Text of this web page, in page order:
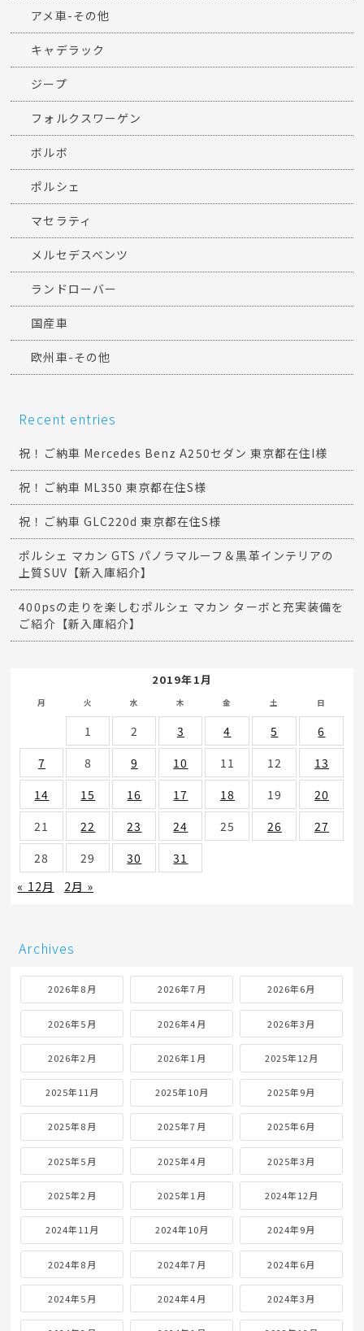
アメ車-その他
キャデラック
ジープ
フォルクスワーゲン
ボルボ
ポルシェ
マセラティ
メルセデスベンツ
ランドローバー
国産車
欧州車-その他
Recent entries
祝！ご納車 Mercedes Benz A250セダン 東京都在住I様
祝！ご納車 ML350 東京都在住S様
祝！ご納車 GLC220d 東京都在住S様
ポルシェ マカン GTS パノラマルーフ＆黒革インテリアの
上質SUV【新入庫紹介】
400psの走りを楽しむポルシェ マカン ターボと充実装備を
ご紹介【新入庫紹介】
2019年1月
月 火 水 木 金 土 日
1 2 3 4 5
6
7
8 9 10 11 12
13
14
15 16 17 18 19
20
21
22 23 24 25 26
27
28
29 30
31
« 12月
2月 »
Archives
2026年8月 2026年7月 2026年6月
2026年5月 2026年4月 2026年3月
2026年2月 2026年1月 2025年12月
2025年11月 2025年10月 2025年9月
2025年8月 2025年7月 2025年6月
2025年5月 2025年4月 2025年3月
2025年2月 2025年1月 2024年12月
2024年11月 2024年10月 2024年9月
2024年8月 2024年7月 2024年6月
2024年5月 2024年4月 2024年3月